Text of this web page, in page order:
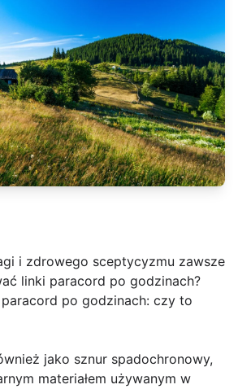
i zdrowego sceptycyzmu zawsze
linki paracord po godzinach?
po godzinach: czy to
jako sznur spadochronowy,
materiałem używanym w